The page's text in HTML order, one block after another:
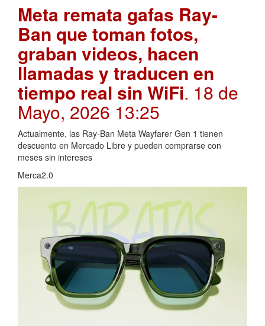
Meta remata gafas Ray-
Ban que toman fotos,
graban videos, hacen
llamadas y traducen en
tiempo real sin WiFi. 18 de
Mayo, 2026 13:25
Actualmente, las Ray-Ban Meta Wayfarer Gen 1 tienen
descuento en Mercado Libre y pueden comprarse con
meses sin intereses
Merca2.0